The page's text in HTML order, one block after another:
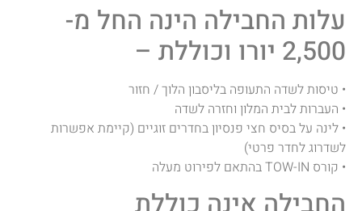
עלות החבילה הינה החל מ-
2,500 יורו וכוללת –
• טיסות לשדה התעופה בליסבון הלוך / חזור
• העברות לבית המלון וחזרה לשדה
• לינה על בסיס חצי פנסיון בחדרים זוגיים (קיימת אפשרות
לשדרוג לחדר פרטי)
• קורס TOW-IN בהתאם לפירוט מעלה